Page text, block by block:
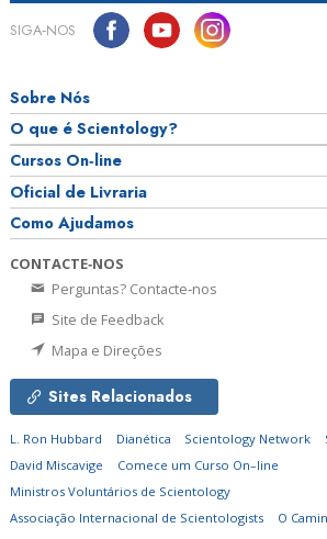
SIGA‑NOS
Sobre Nós
O que é Scientology?
Cursos On‑line
Oficial de Livraria
Como Ajudamos
CONTACTE‑NOS
Perguntas? Contacte‑nos
Site de Feedback
Mapa e Direções
Sites Relacionados
L. Ron Hubbard Dianética Scientology Network
David Miscavige
Comece um Curso On–line
Ministros Voluntários de Scientology
Associação Internacional de Scientologists
O